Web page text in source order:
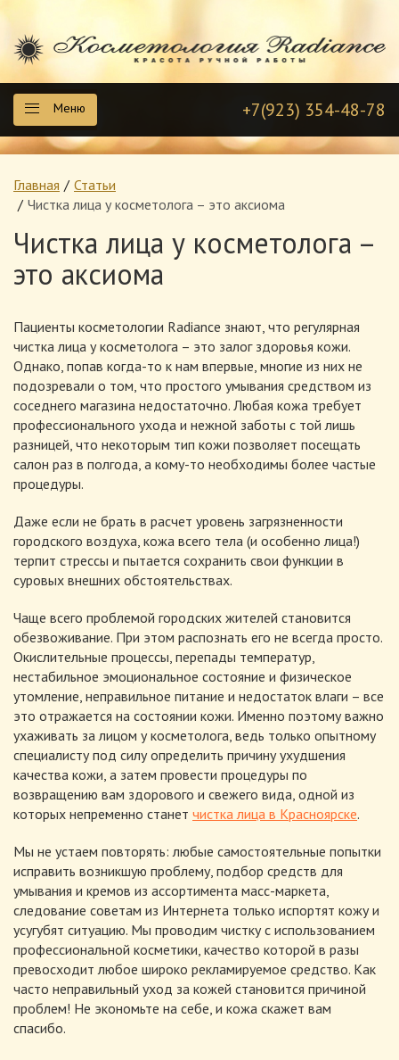
Меню +7(923) 354-48-78
Главная
Статьи
Чистка лица у косметолога – это аксиома
Чистка лица у косметолога –
это аксиома
Пациенты косметологии Radiance знают, что регулярная
чистка лица у косметолога – это залог здоровья кожи.
Однако, попав когда-то к нам впервые, многие из них не
подозревали о том, что простого умывания средством из
соседнего магазина недостаточно. Любая кожа требует
профессионального ухода и нежной заботы с той лишь
разницей, что некоторым тип кожи позволяет посещать
салон раз в полгода, а кому-то необходимы более частые
процедуры.
Даже если не брать в расчет уровень загрязненности
городского воздуха, кожа всего тела (и особенно лица!)
терпит стрессы и пытается сохранить свои функции в
суровых внешних обстоятельствах.
Чаще всего проблемой городских жителей становится
обезвоживание. При этом распознать его не всегда просто.
Окислительные процессы, перепады температур,
нестабильное эмоциональное состояние и физическое
утомление, неправильное питание и недостаток влаги – все
это отражается на состоянии кожи. Именно поэтому важно
ухаживать за лицом у косметолога, ведь только опытному
специалисту под силу определить причину ухудшения
качества кожи, а затем провести процедуры по
возвращению вам здорового и свежего вида, одной из
которых непременно станет чистка лица в Красноярске.
Мы не устаем повторять: любые самостоятельные попытки
исправить возникшую проблему, подбор средств для
умывания и кремов из ассортимента масс-маркета,
следование советам из Интернета только испортят кожу и
усугубят ситуацию. Мы проводим чистку с использованием
профессиональной косметики, качество которой в разы
превосходит любое широко рекламируемое средство. Как
часто неправильный уход за кожей становится причиной
проблем! Не экономьте на себе, и кожа скажет вам
спасибо.